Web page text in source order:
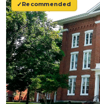
Recommended